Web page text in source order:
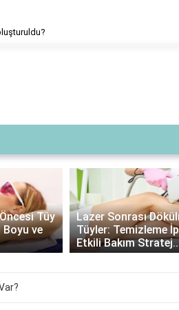
İpuçları ve
Lazer Sonrası
Kullanımı: Gerekli
Avantajları ve
Seçimi..